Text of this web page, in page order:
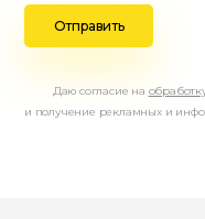
Даю согласие на
и получение рекламных и